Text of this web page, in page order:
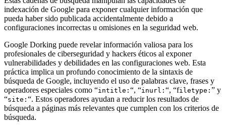
indexación de Google para exponer cualquier información que
pueda haber sido publicada accidentalmente debido a
configuraciones incorrectas u omisiones en la seguridad web.
Google Dorking puede revelar información valiosa para los
profesionales de ciberseguridad y hackers éticos al exponer
vulnerabilidades y debilidades en las configuraciones web. Esta
práctica implica un profundo conocimiento de la sintaxis de
búsqueda de Google, incluyendo el uso de palabras clave, frases y
operadores especiales como “intitle: “, “inurl: “, “filetype: ” y
“site: “. Estos operadores ayudan a reducir los resultados de
búsqueda a páginas más relevantes que cumplen con los criterios de
búsqueda.